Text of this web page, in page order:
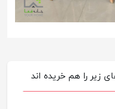
زیر را هم خریده اند